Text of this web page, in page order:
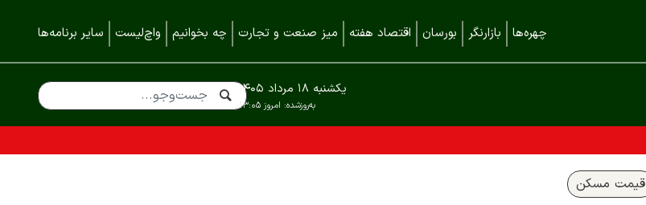
چهره‌ها بازارنگر بورسان اقتصاد هفته میز صنعت و تجارت چه بخوانیم واچ‌لیست سایر برنامه‌ها
به‌روزشده: امروز ۱۳:۰۵
یکشنبه ۱۸ مرداد ۱۴۰۵
قیمت مسکن